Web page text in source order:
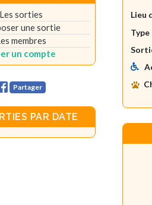
Lieu
Les sorties
une sortie
membres
un compte
Partager
PAR DATE